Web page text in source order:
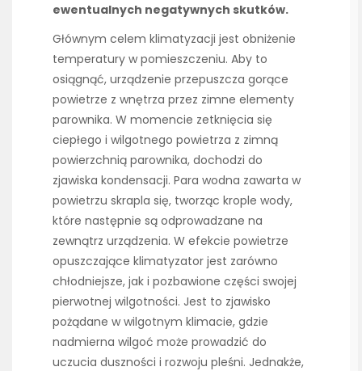
ewentualnych negatywnych skutków.
Głównym celem klimatyzacji jest obniżenie
temperatury w pomieszczeniu. Aby to
osiągnąć, urządzenie przepuszcza gorące
powietrze z wnętrza przez zimne elementy
parownika. W momencie zetknięcia się
ciepłego i wilgotnego powietrza z zimną
powierzchnią parownika, dochodzi do
zjawiska kondensacji. Para wodna zawarta w
powietrzu skrapla się, tworząc krople wody,
które następnie są odprowadzane na
zewnątrz urządzenia. W efekcie powietrze
opuszczające klimatyzator jest zarówno
chłodniejsze, jak i pozbawione części swojej
pierwotnej wilgotności. Jest to zjawisko
pożądane w wilgotnym klimacie, gdzie
nadmierna wilgoć może prowadzić do
uczucia duszności i rozwoju pleśni. Jednakże,